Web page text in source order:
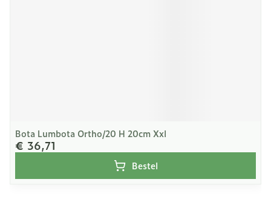
Bota Lumbota Ortho/20 H 20cm Xxl
€ 36,71
Bestel